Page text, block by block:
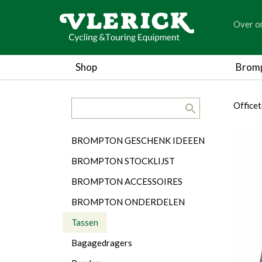
Over
Shop
Categorieën
BROMPTON GESCHENK IDEEEN
BROMPTON STOCKLIJST
BROMPTON ACCESSOIRES
BROMPTON ONDERDELEN
Tassen
Bagagedragers